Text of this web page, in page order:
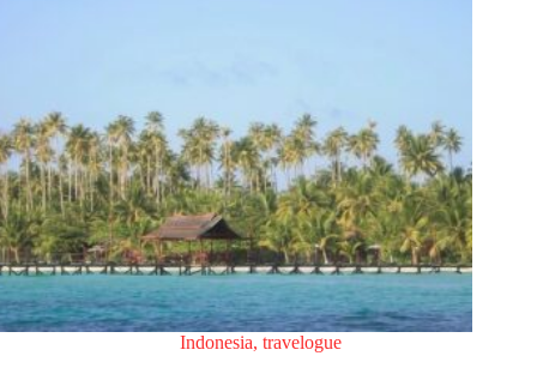
Indonesia, travelogue